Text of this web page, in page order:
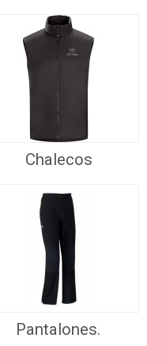
Chalecos
Pantalones.